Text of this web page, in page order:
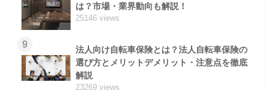
は？市場・業界動向も解説！
25146 views
9
法人向け自転車保険とは？法人自転車保険の
選び方とメリットデメリット・注意点を徹底
解説
23269 views